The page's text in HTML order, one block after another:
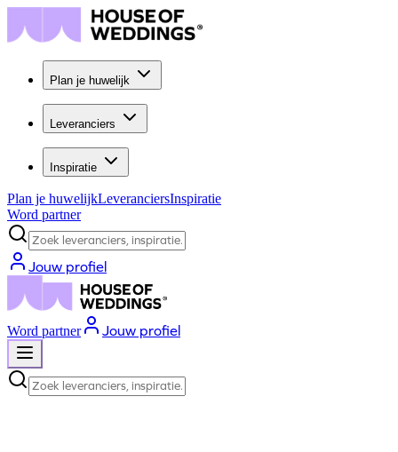
Plan je huwelijk
Leveranciers
Inspiratie
Plan je huwelijkLeveranciersInspiratie
Word partner
Zoek leveranciers, inspiratie...
Jouw profiel
Word partner Jouw profiel
Zoek leveranciers, inspiratie...